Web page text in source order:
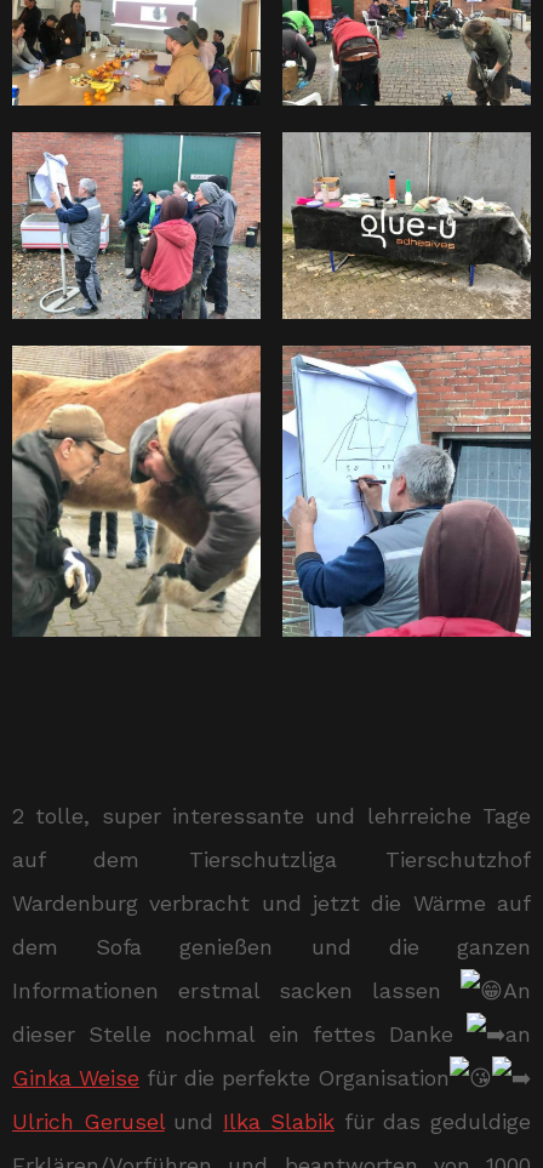
2 tolle, super interessante und lehrreiche Tage
auf dem Tierschutzliga Tierschutzhof
Wardenburg verbracht und jetzt die Wärme auf
dem Sofa genießen und die ganzen
Informationen erstmal sacken lassen
An
dieser Stelle nochmal ein fettes Danke
an
Ginka Weise für die perfekte Organisation
Ulrich Geruselund Ilka Slabikfür das geduldige